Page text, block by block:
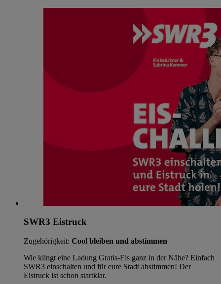
SWR3 Eistruck
Zugehörigkeit: Cool bleiben und abstimmen
Wie klingt eine Ladung Gratis-Eis ganz in der Nähe? Einfach
SWR3 einschalten und für eure Stadt abstimmen! Der
Eistruck ist schon startklar.